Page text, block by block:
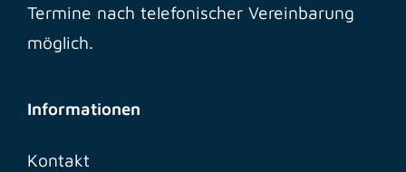
Termine nach telefonischer Vereinbarung
möglich.
Informationen
Kontakt